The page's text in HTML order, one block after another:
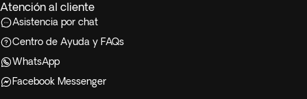
Atención al cliente
Asistencia por chat
Centro de Ayuda y FAQs
WhatsApp
Facebook Messenger